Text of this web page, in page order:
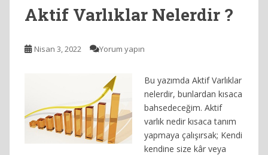
Aktif Varlıklar Nelerdir ?
Nisan 3, 2022 Yorum yapın
Bu yazımda Aktif Varlıklar
nelerdir, bunlardan kısaca
bahsedeceğim. Aktif
varlık nedir kısaca tanım
yapmaya çalışırsak; Kendi
kendine size kâr veya